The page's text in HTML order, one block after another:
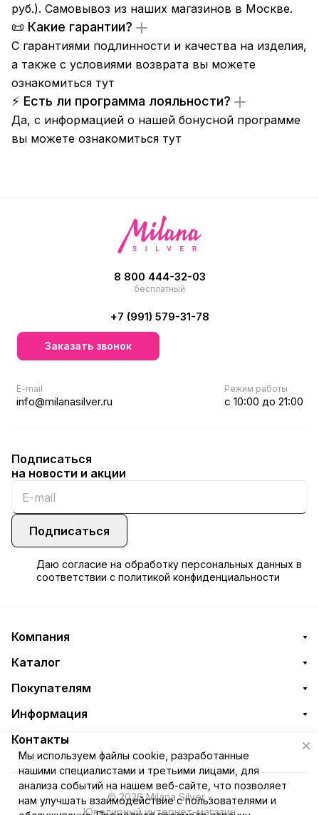
руб.). Самовывоз из наших магазинов в Москве.
📜 Какие гарантии?
С гарантиями подлинности и качества на изделия,
а также с условиями возврата вы можете
ознакомиться тут
⚡ Есть ли программа лояльности?
Да, с информацией о нашей бонусной программе
вы можете ознакомиться тут
8 800 444-32-03
бесплатный
+7 (991) 579-31-78
Заказать звонок
E-mail
info@milanasilver.ru
Режим работы
с 10:00 до 21:00
Подписаться
на новости и акции
Подписаться
Даю согласие на обработку персональных данных в
соответствии с политикой конфиденциальности
Компания
Каталог
Покупателям
Информация
Контакты
© 2026 Milana Silver -
Ювелирный интернет-магазин
Мы используем файлы cookie, разработанные
нашими специалистами и третьими лицами, для
анализа событий на нашем веб-сайте, что позволяет
нам улучшать взаимодействие с пользователями и